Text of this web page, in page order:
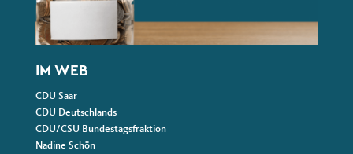
IM WEB
CDU Saar
CDU Deutschlands
CDU/CSU Bundestagsfraktion
Nadine Schön